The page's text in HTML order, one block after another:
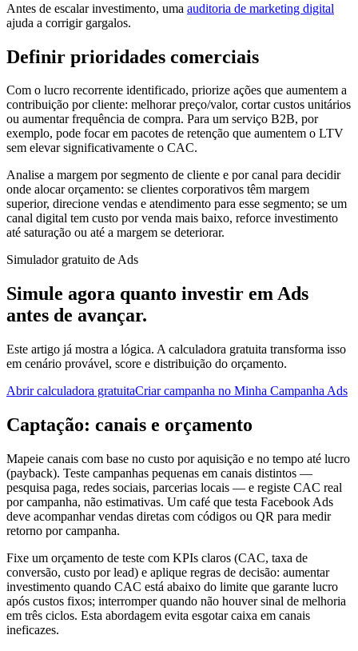
Antes de escalar investimento, uma auditoria de marketing digital
ajuda a corrigir gargalos.
Definir prioridades comerciais
Com o lucro recorrente identificado, priorize ações que aumentem a
contribuição por cliente: melhorar preço/valor, cortar custos unitários
ou aumentar frequência de compra. Para um serviço B2B, por
exemplo, pode focar em pacotes de retenção que aumentem o LTV
sem elevar significativamente o CAC.
Analise a margem por segmento de cliente e por canal para decidir
onde alocar orçamento: se clientes corporativos têm margem
superior, direcione vendas e atendimento para esse segmento; se um
canal digital tem custo por venda mais baixo, reforce investimento
até saturação ou até a margem se deteriorar.
Simulador gratuito de Ads
Simule agora quanto investir em Ads
antes de avançar.
Este artigo já mostra a lógica. A calculadora gratuita transforma isso
em cenário provável, score e distribuição do orçamento.
Abrir calculadora gratuitaCriar campanha no Minha Campanha Ads
Captação: canais e orçamento
Mapeie canais com base no custo por aquisição e no tempo até lucro
(payback). Teste campanhas pequenas em canais distintos —
pesquisa paga, redes sociais, parcerias locais — e registe CAC real
por campanha, não estimativas. Um café que testa Facebook Ads
deve acompanhar vendas diretas com códigos ou QR para medir
retorno por campanha.
Fixe um orçamento de teste com KPIs claros (CAC, taxa de
conversão, custo por lead) e aplique regras de decisão: aumentar
investimento quando CAC está abaixo do limite que garante lucro
após custos fixos; interromper quando não houver sinal de melhoria
em três ciclos. Esta abordagem evita esgotar caixa em canais
ineficazes.